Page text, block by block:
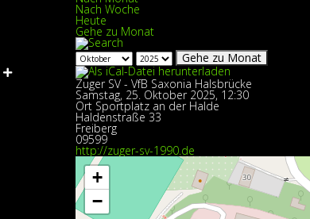
Nach Woche
Heute
Gehe zu Monat
Gehe zu Monat
Zuger SV - VfB Saxonia Halsbrücke
Samstag, 25. Oktober 2025, 12:30
Ort Sportplatz an der Halde
Haldenstraße 33
Freiberg
09599
http://zuger-sv-1990.de
+
−